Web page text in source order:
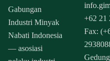
Gabungan
Industri Minyak
Nabati Indonesia
— asosiasi
+62 21
Fax: